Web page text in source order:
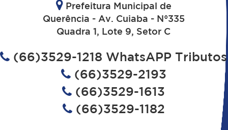
Prefeitura Municipal de
Querência - Av. Cuiaba - N°335
Quadra 1, Lote 9, Setor C
(66)3529-1218 WhatsAPP Tributos
(66)3529-2193
(66)3529-1613
(66)3529-1182